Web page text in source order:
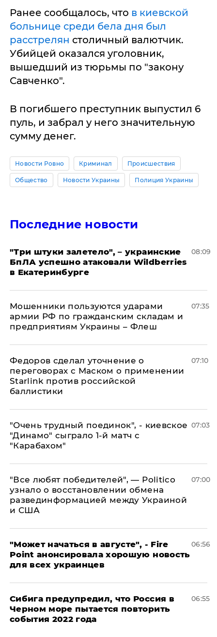
Ранее сообщалось, что в киевской
больнице среди бела дня был
расстрелян столичный валютчик.
Убийцей оказался уголовник,
вышедший из тюрьмы по "закону
Савченко".
В погибшего преступник выпустил 6
пуль, и забрал у него значительную
сумму денег.
Новости Ровно Криминал Происшествия
Общество Новости Украины Полиция Украины
Последние новости
"Три штуки залетело", – украинские
БпЛА успешно атаковали Wildberries
в Екатеринбурге
08:09
Мошенники пользуются ударами
армии РФ по гражданским складам и
предприятиям Украины – Флеш
07:35
Федоров сделал уточнение о
переговорах с Маском о применении
Starlink против российской
баллистики
07:10
"Очень трудный поединок", - киевское
"Динамо" сыграло 1-й матч с
"Карабахом"
07:03
​"Все любят победителей", — Politico
узнало о восстановлении обмена
развединформацией между Украиной
и США
07:00
"Может начаться в августе", - Fire
Point анонсировала хорошую новость
для всех украинцев
06:56
Сибига предупредил, что Россия в
Черном море пытается повторить
события 2022 года
06:55